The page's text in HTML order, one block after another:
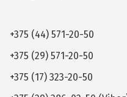
+375 (44) 571-20-50
+375 (29) 571-20-50
+375 (17) 323-20-50